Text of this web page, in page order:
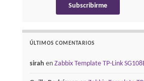
ÚLTIMOS COMENTARIOS
sirah en Zabbix Template TP-Link